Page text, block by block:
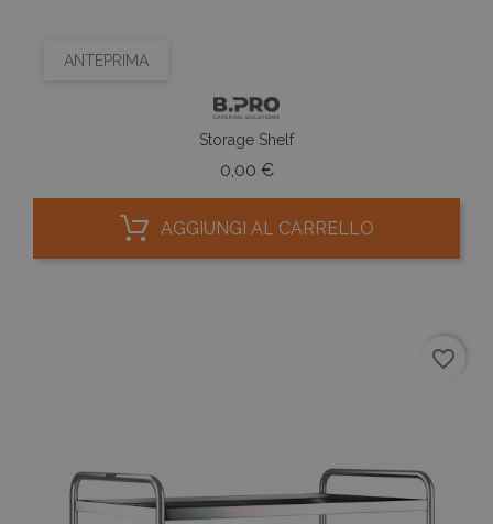
ANTEPRIMA
Storage Shelf
0,00 €Prezzo
AGGIUNGI AL CARRELLO
favorite_border